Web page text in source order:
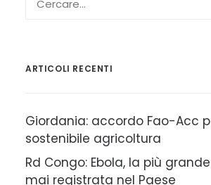
ARTICOLI RECENTI
Giordania: accordo Fao-Acc
sostenibile agricoltura
Rd Congo: Ebola, la più
mai registrata nel Paese